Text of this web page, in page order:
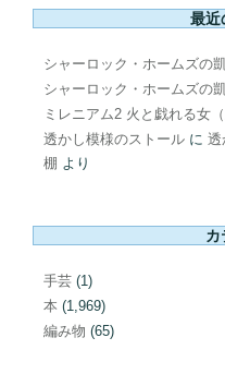
最近
シャーロック・ホームズの
シャーロック・ホームズの
ミレニアム2 火と戯れる女（
透かし模様のストール に 透
棚 より
カ
手芸 (1)
本 (1,969)
編み物 (65)